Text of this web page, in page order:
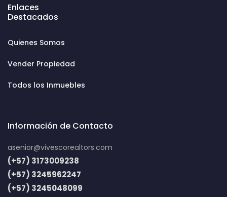
Enlaces
Destacados
Quienes Somos
Vender Propiedad
Todos los Inmuebles
Información de Contacto
asenior@vivescorealtors.com
(+57) 3173009238
(+57) 3245962247
(+57) 3245048099